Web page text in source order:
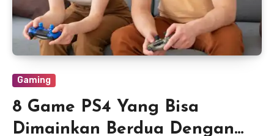
Gaming
8 Game PS4 Yang Bisa
Dimainkan Berdua Dengan